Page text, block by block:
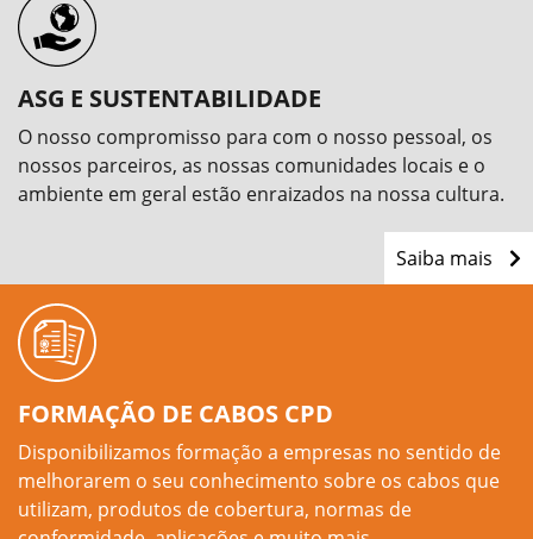
ASG E SUSTENTABILIDADE
O nosso compromisso para com o nosso pessoal, os
nossos parceiros, as nossas comunidades locais e o
ambiente em geral estão enraizados na nossa cultura.
Saiba mais
FORMAÇÃO DE CABOS CPD
Disponibilizamos formação a empresas no sentido de
melhorarem o seu conhecimento sobre os cabos que
utilizam, produtos de cobertura, normas de